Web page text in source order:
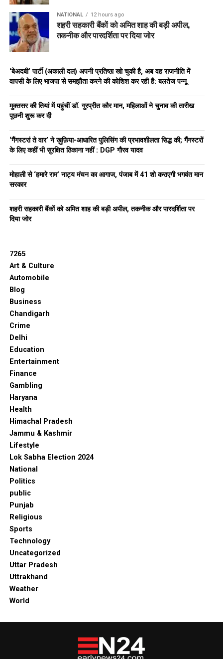
NATIONAL 12 hours ago
शहरी सहकारी बैंकों को अमित शाह की बड़ी अपील,
तकनीक और पारदर्शिता पर दिया जोर
‘बेअदबी’ पार्टी (अकाली दल) अपनी प्रतिष्ठा खो चुकी है, अब वह राजनीति में
वापसी के लिए भाजपा से समझौता करने की कोशिश कर रही है: बलतेज पन्नू
मुक्तसर की तियां में पहुंचीं डॉ. गुरप्रीत कौर मान, महिलाओं ने चुनाव की तारीख
पूछनी शुरू कर दी
‘गैंगस्टरां ते वार’ ने ख़ुफ़िया-आधारित पुलिसिंग की प्रभावशीलता सिद्ध की; गैंगस्टरों
के लिए कहीं भी सुरक्षित ठिकाना नहीं : DGP गौरव यादव
मोहाली से ‘हमारे राम’ नाट्य मंचन का आगाज, पंजाब में 41 शो कराएगी भगवंत मान
सरकार
शहरी सहकारी बैंकों को अमित शाह की बड़ी अपील, तकनीक और पारदर्शिता पर
दिया जोर
7265
Art & Culture
Automobile
Blog
Business
Chandigarh
Crime
Delhi
Education
Entertainment
Finance
Gambling
Haryana
Health
Himachal Pradesh
Jammu & Kashmir
Lifestyle
Lok Sabha Election 2024
National
Politics
public
Punjab
Religious
Sports
Technology
Uncategorized
Uttar Pradesh
Uttrakhand
Weather
World